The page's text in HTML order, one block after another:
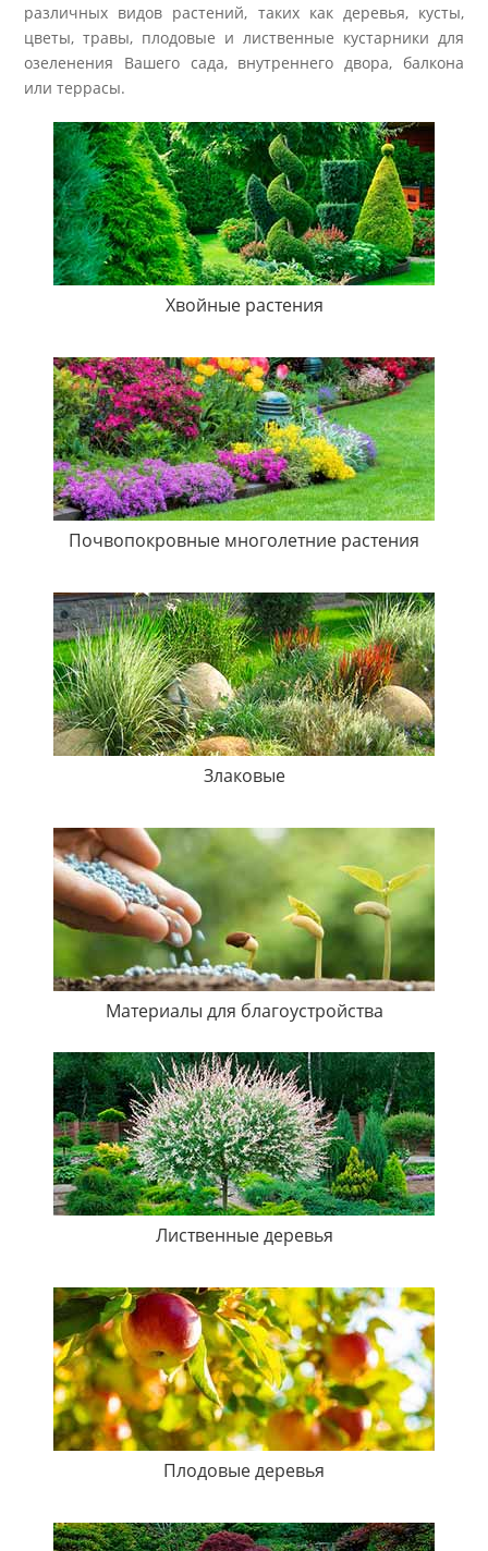
различных видов растений, таких как деревья, кусты,
цветы, травы, плодовые и лиственные кустарники для
озеленения Вашего сада, внутреннего двора, балкона
или террасы.
Хвойные растения
Почвопокровные многолетние растения
Злаковые
Материалы для благоустройства
Лиственные деревья
Плодовые деревья